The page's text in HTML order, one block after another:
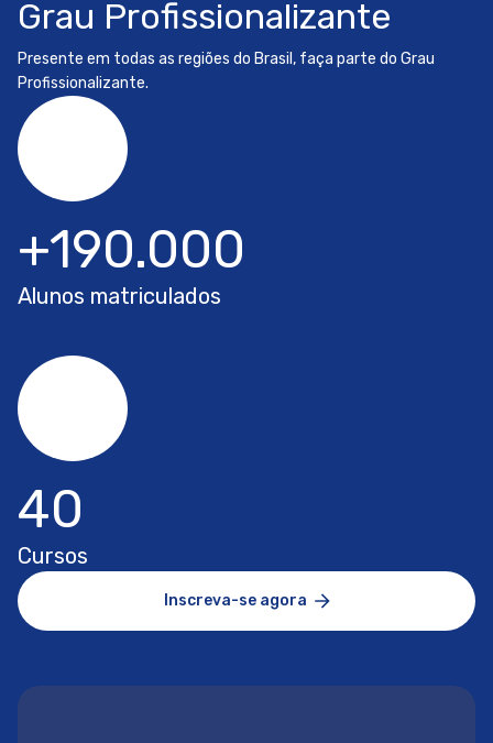
Grau Profissionalizante
Presente em todas as regiões do Brasil, faça parte do Grau
Profissionalizante.
+190.000
Alunos matriculados
40
Cursos
Inscreva-se agora